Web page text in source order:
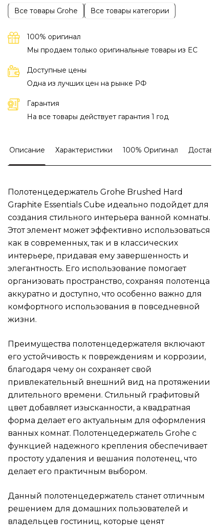
Все товары Grohe Все товары категории
100% оригинал
Мы продаем только оригинальные товары из EC
Доступные цены
Одна из лучших цен на рынке РФ
Гарантия
На все товары действует гарантия 1 год
Описание Характеристики 100% Оригинал
Полотенцедержатель Grohe Brushed Hard
Graphite Essentials Cube идеально подойдет для
создания стильного интерьера ванной комнаты.
Этот элемент может эффективно использоваться
как в современных, так и в классических
интерьере, придавая ему завершенность и
элегантность. Его использование помогает
организовать пространство, сохраняя полотенца
аккуратно и доступно, что особенно важно для
комфортного использования в повседневной
жизни.
Преимущества полотенцедержателя включают
его устойчивость к повреждениям и коррозии,
благодаря чему он сохраняет свой
привлекательный внешний вид на протяжении
длительного времени. Стильный графитовый
цвет добавляет изысканности, а квадратная
форма делает его актуальным для оформления
ванных комнат. Полотенцедержатель Grohe с
функцией надежного крепления обеспечивает
простоту удаления и вешания полотенец, что
делает его практичным выбором.
Данный полотенцедержатель станет отличным
решением для домашних пользователей и
владельцев гостиниц, которые ценят